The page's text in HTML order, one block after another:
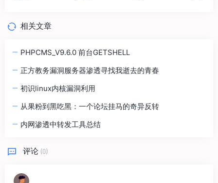
相关文章
PHPCMS_V9.6.0 前台GETSHELL
正方教务漏洞服务器渗透寻找我逝去的青春
初识linux内核漏洞利用
从果粉到黑吃黑：一个论坛挂马的奇异反转
内网渗透中转发工具总结
评论 (0)